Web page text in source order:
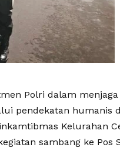
Polri dalam
pendekatan humanis
Kelurahan
sambang ke Pos